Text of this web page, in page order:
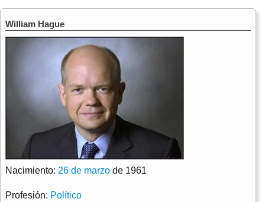
William Hague
Nacimiento: 26 de marzo de 1961
Profesión: Político